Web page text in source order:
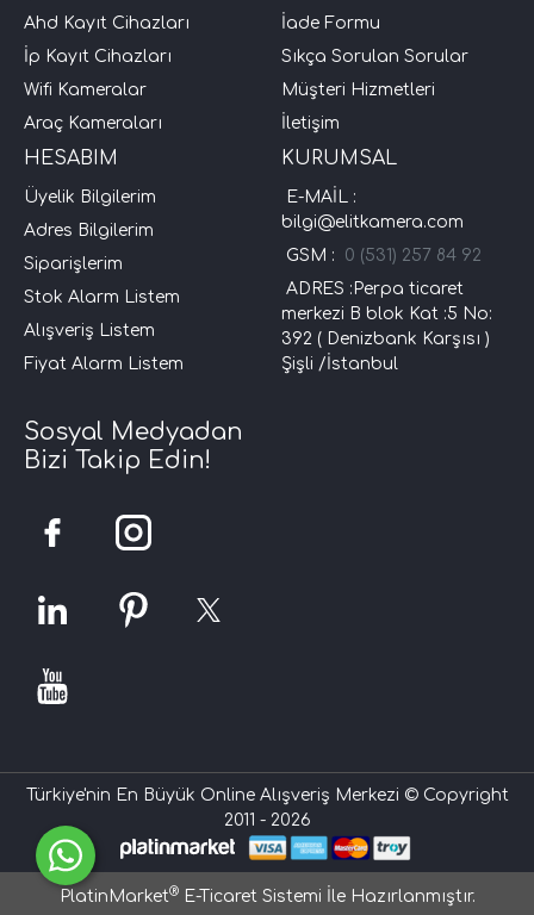
Ahd Kayıt Cihazları
İp Kayıt Cihazları
Wifi Kameralar
Araç Kameraları
İade Formu
Sıkça Sorulan Sorular
Müşteri Hizmetleri
İletişim
HESABIM
Üyelik Bilgilerim
Adres Bilgilerim
Siparişlerim
Stok Alarm Listem
Alışveriş Listem
Fiyat Alarm Listem
KURUMSAL
E-MAİL :
bilgi@elitkamera.com
GSM : 0 (531) 257 84 92
ADRES :Perpa ticaret
merkezi B blok Kat :5 No:
392 ( Denizbank Karşısı )
Şişli /İstanbul
Sosyal Medyadan
Bizi Takip Edin!
Türkiye'nin En Büyük Online Alışveriş Merkezi © Copyright
2011 - 2026
PlatinMarket®E-Ticaret Sistemi İle Hazırlanmıştır.